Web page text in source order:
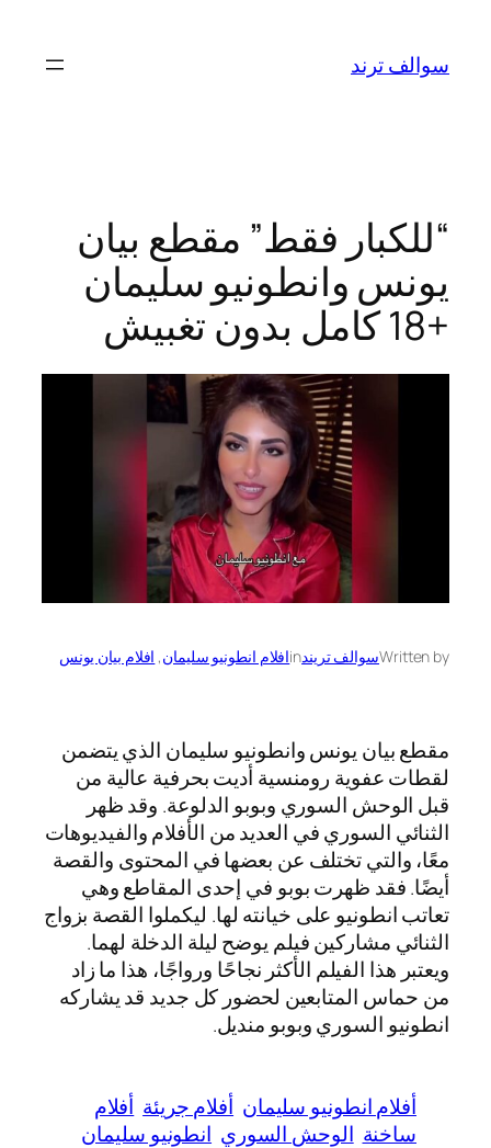
المحتوى
سوالف ترند
“للكبار فقط” مقطع بيان
يونس وانطونيو سليمان
+18 كامل بدون تغبيش
Written byسوالف تريندinافلام انطونيو سليمان, افلام بيان يونس
مقطع بيان يونس وانطونيو سليمان الذي يتضمن
لقطات عفوية رومنسية أديت بحرفية عالية من
قبل الوحش السوري وبوبو الدلوعة. وقد ظهر
الثنائي السوري في العديد من الأفلام والفيديوهات
معًا، والتي تختلف عن بعضها في المحتوى والقصة
أيضًا. فقد ظهرت بوبو في إحدى المقاطع وهي
تعاتب انطونيو على خيانته لها. ليكملوا القصة بزواج
الثنائي مشاركين فيلم يوضح ليلة الدخلة لهما.
ويعتبر هذا الفيلم الأكثر نجاحًا ورواجًا، هذا ما زاد
من حماس المتابعين لحضور كل جديد قد يشاركه
انطونيو السوري وبوبو منديل.
أفلام انطونيو سليمان أفلام جريئة أفلام
ساخنة الوحش السوري انطونيو سليمان